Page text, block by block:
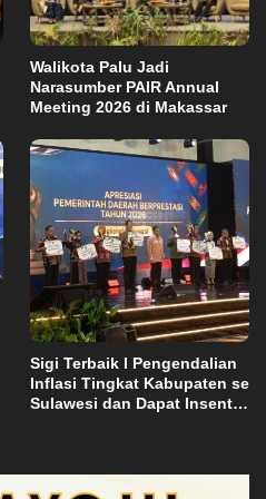
Walikota Palu Jadi
Narasumber PAIR Annual
Meeting 2026 di Makassar
Sigi Terbaik I Pengendalian
Inflasi Tingkat Kabupaten se
Sulawesi dan Dapat Insentif